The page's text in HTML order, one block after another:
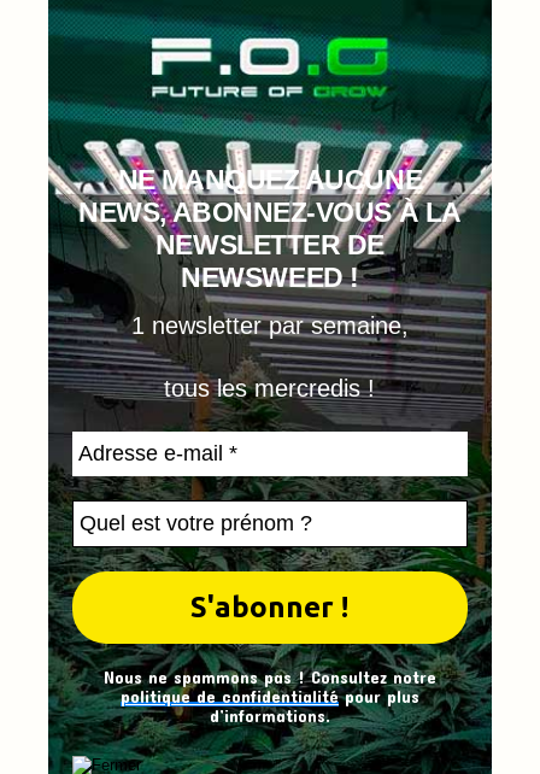
NE MANQUEZ AUCUNE
NEWS, ABONNEZ-VOUS À LA
NEWSLETTER DE
NEWSWEED !
1 newsletter par semaine,
tous les mercredis !
Nous ne spammons pas ! Consultez notre
politique de confidentialitépour plus
d’informations.